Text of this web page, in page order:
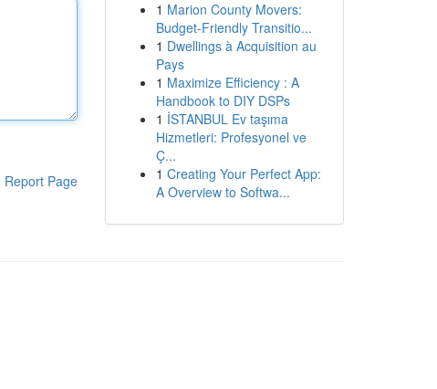
Report Page
1 Marion County Movers:
Budget-Friendly Transitio...
1 Dwellings à Acquisition au
Pays
1 Maximize Efficiency : A
Handbook to DIY DSPs
1 İSTANBUL Ev taşıma
Hizmetleri: Profesyonel ve
Ç...
1 Creating Your Perfect App:
A Overview to Softwa...